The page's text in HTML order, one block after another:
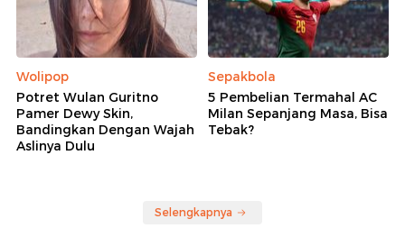
Wolipop
Potret Wulan Guritno
Pamer Dewy Skin,
Bandingkan Dengan Wajah
Aslinya Dulu
Sepakbola
5 Pembelian Termahal AC
Milan Sepanjang Masa, Bisa
Tebak?
Selengkapnya